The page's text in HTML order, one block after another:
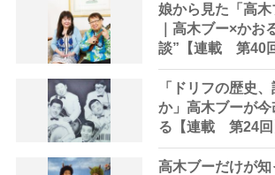
娘から見た「高
｜高木ブー×かお
談”【連載 第40
「ドリフの歴史
か」高木ブーが今
る【連載 第24回
高木ブーだけが